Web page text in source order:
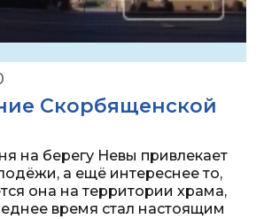
Скорбященской
на берегу Невы привлекает
а ещё интереснее то,
она на территории храма,
время стал настоящим